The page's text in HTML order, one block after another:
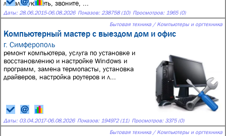
локальную сеть, звоните, ...
Даты: 28.06.2015-06.08.2026 Показов: 238758 (10) Просмотров: 1965 (0)
Бытовая техника / Компьютеры и оргтехника
Компьютерный мастер с выездом дом и офис
г. Симферополь
ремонт компьютера, услуга по установке и
восстановлению и настройке Windows и
программ, замена термопасты, установка
драйверов, настройка роутеров и л...
Даты: 03.04.2017-06.08.2026 Показов: 194972 (11) Просмотров: 3375 (0)
Бытовая техника / Компьютеры и оргтехника